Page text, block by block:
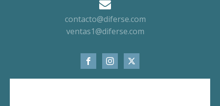
contacto@diferse.com
ventas1@diferse.com